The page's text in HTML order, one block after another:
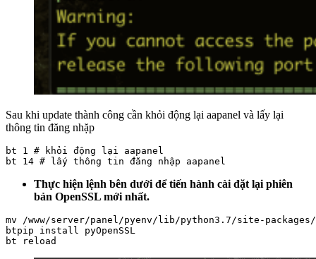
Sau khi update thành công cần khỏi động lại aapanel và lấy lại
thông tin đăng nhặp
bt 1 # khỏi động lại aapanel
bt 14 # lấy thông tin đăng nhập aapanel
Thực hiện lệnh bên dưới để tiến hành cài đặt lại phiên
bản OpenSSL mới nhất.
mv /www/server/panel/pyenv/lib/python3.7/site-packages/
btpip install pyOpenSSL
bt reload